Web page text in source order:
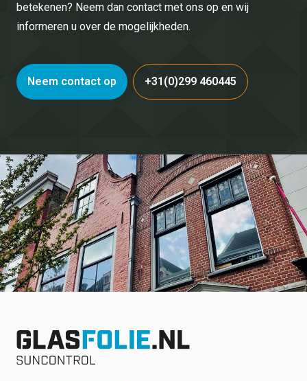
betekenen? Neem dan contact met ons op en wij
informeren u over de mogelijkheden.
Neem contact op +31(0)299 460445